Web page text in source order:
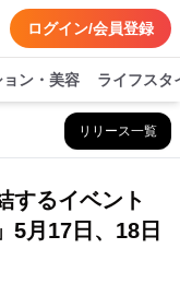
ログイン/会員登録
ン・美容 ライフスタ
リリース一覧
するイベント
5月17日、18日